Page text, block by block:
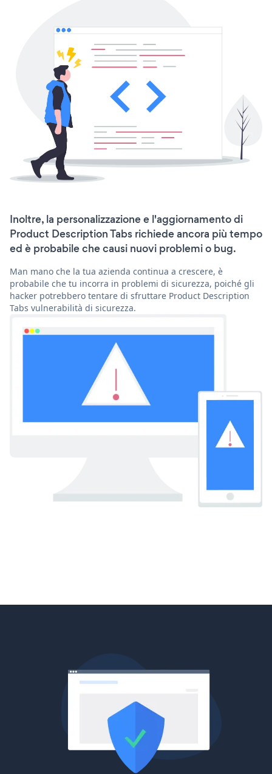
Inoltre, la personalizzazione e l'aggiornamento di
Product Description Tabs richiede ancora più tempo
ed è probabile che causi nuovi problemi o bug.
Man mano che la tua azienda continua a crescere, è
probabile che tu incorra in problemi di sicurezza, poiché gli
hacker potrebbero tentare di sfruttare Product Description
Tabs vulnerabilità di sicurezza.